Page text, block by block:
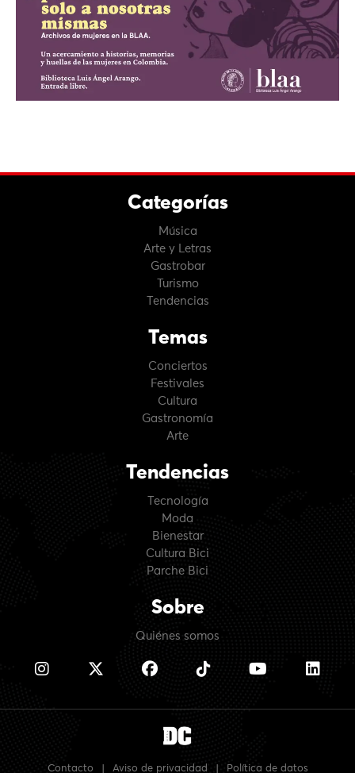
Categorías
Música
Arte y Letras
Gastrobar
Turismo
Tendencias
Temas
Conciertos
Festivales
Cultura
Gastronomía
Arte
Tendencias
Tecnología
Moda
Bienestar
Cultura Bici
Parche Bici
Sobre
Quiénes somos
Contacto Aviso de privacidad Política de datos